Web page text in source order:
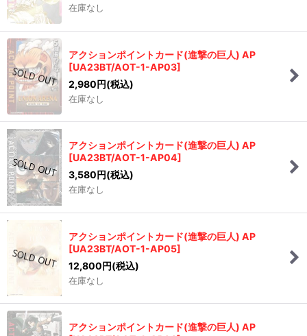
在庫なし
アクションポイントカード(進撃の巨人) AP
[UA23BT/AOT-1-AP03]
2,980円(税込)
在庫なし
アクションポイントカード(進撃の巨人) AP
[UA23BT/AOT-1-AP04]
3,580円(税込)
在庫なし
アクションポイントカード(進撃の巨人) AP
[UA23BT/AOT-1-AP05]
12,800円(税込)
在庫なし
アクションポイントカード(進撃の巨人) AP